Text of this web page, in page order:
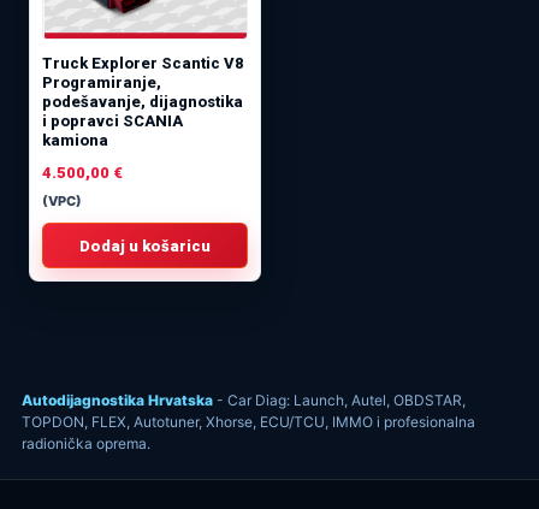
Truck Explorer Scantic V8
Programiranje,
podešavanje, dijagnostika
i popravci SCANIA
kamiona
4.500,00 €
(VPC)
Dodaj u košaricu
Autodijagnostika Hrvatska - Car Diag: Launch, Autel, OBDSTAR,
TOPDON, FLEX, Autotuner, Xhorse, ECU/TCU, IMMO i profesionalna
radionička oprema.